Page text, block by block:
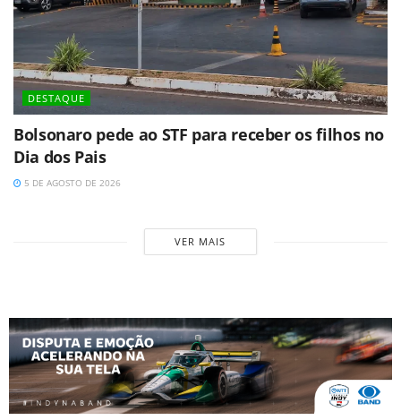
DESTAQUE
Bolsonaro pede ao STF para receber os filhos no
Dia dos Pais
5 DE AGOSTO DE 2026
VER MAIS